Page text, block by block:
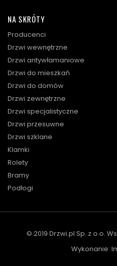
NA SKRÓTY
Producenci
Drzwi wewnętrzne
Drzwi antywłamaniowe
Drzwi do mieszkań
Drzwi do domów
Drzwi zewnętrzne
Drzwi specjalistyczne
Drzwi przesuwne
Drzwi szklane
Klamki
Rolety
Bramy
Podłogi
© 2019 Drzwi.pl Sp. z o.o.
Wykonanie: